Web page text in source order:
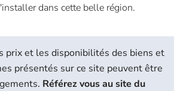
dans cette belle région.
prix et les disponibilités des biens et
présentés sur ce site peuvent être
Référez vous au site du